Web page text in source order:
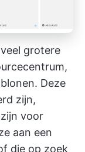
grotere
Deze
zijn,
voor
aan een
die op zoek